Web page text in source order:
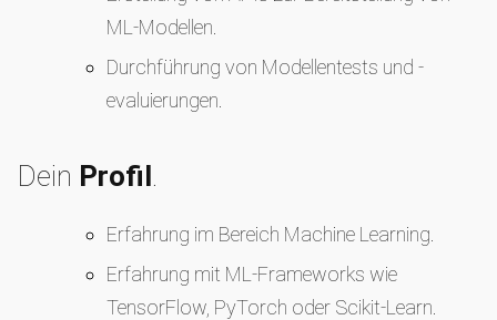
ML-Modellen.
Durchführung von Modellentests und -
evaluierungen.
Dein Profil.
Erfahrung im Bereich Machine Learning.
Erfahrung mit ML-Frameworks wie
TensorFlow, PyTorch oder Scikit-Learn.